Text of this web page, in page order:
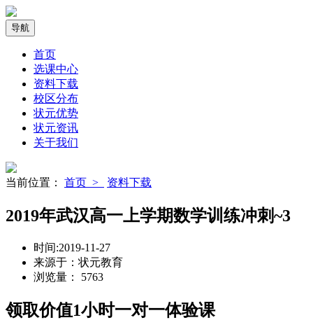
导航
首页
选课中心
资料下载
校区分布
状元优势
状元资讯
关于我们
当前位置： 首页 > 资料下载
2019年武汉高一上学期数学训练冲刺~3
时间:2019-11-27
来源于： 状元教育
浏览量： 5763
领取价值1小时一对一体验课